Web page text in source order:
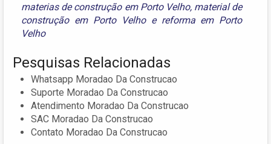
materias de construção em Porto Velho, material de
construção em Porto Velhoe reforma em Porto
Velho
Pesquisas Relacionadas
Whatsapp Moradao Da Construcao
Suporte Moradao Da Construcao
Atendimento Moradao Da Construcao
SAC Moradao Da Construcao
Contato Moradao Da Construcao